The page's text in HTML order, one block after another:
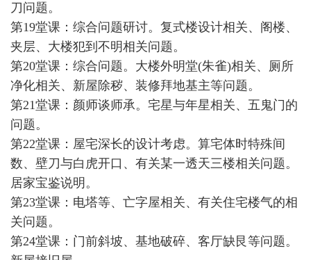
刀问题。
第19堂课：综合问题研讨。复式楼设计相关、阁楼、
夹层、大楼犯到不明相关问题。
第20堂课：综合问题。大楼外明堂(朱雀)相关、厕所
净化相关、新屋除秽、装修拜地基主等问题。
第21堂课：颜师谈师承。宅星与年星相关、五鬼门的
问题。
第22堂课：屋宅深长的设计考虑。算宅体时特殊间
数、壁刀与白虎开口、有关某一透天三楼相关问题。
居家宝鉴说明。
第23堂课：电塔等、亡字屋相关、有关住宅楼气的相
关问题。
第24堂课：门前斜坡、基地破碎、客厅缺艮等问题。